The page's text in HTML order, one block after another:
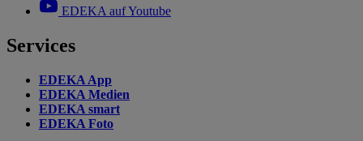
EDEKA auf Youtube
Services
EDEKA App
EDEKA Medien
EDEKA smart
EDEKA Foto